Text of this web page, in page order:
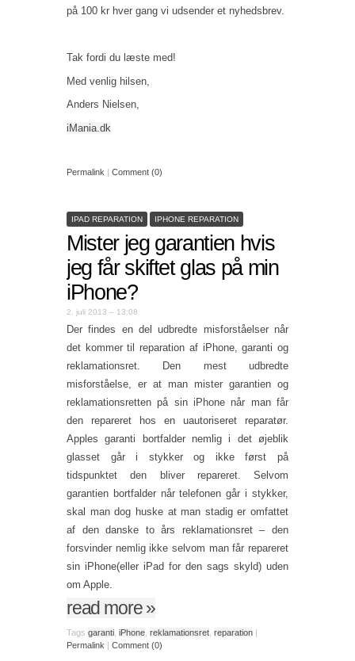
på 100 kr hver gang vi udsender et nyhedsbrev.
Tak fordi du læste med!
Med venlig hilsen,
Anders Nielsen,
iMania.dk
Permalink | Comment (0)
IPAD REPARATION IPHONE REPARATION
Mister jeg garantien hvis
jeg får skiftet glas på min
iPhone?
2. juli 2013 – 13:08
Der findes en del udbredte misforståelser når
det kommer til reparation af iPhone, garanti og
reklamationsret. Den mest udbredte
misforståelse, er at man mister garantien og
reklamationsretten på sin iPhone når man får
den repareret hos en uautoriseret reparatør.
Apples garanti bortfalder nemlig i det øjeblik
glasset går i stykker og ikke først på
tidspunktet den bliver repareret. Selvom
garantien bortfalder når telefonen går i stykker,
skal man dog huske at man stadig er omfattet
af den danske to års reklamationsret – den
forsvinder nemlig ikke selvom man får repareret
sin iPhone(eller iPad for den sags skyld) uden
om Apple.
read more»
Tags garanti iPhone reklamationsret reparation
Permalink
Comment (0)